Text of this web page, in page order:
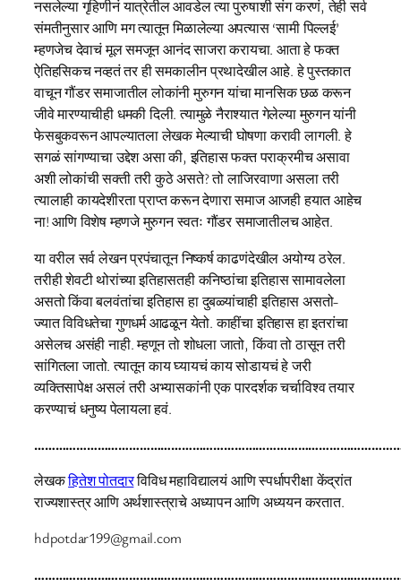
नसलेल्या गृहिणीनं यात्रेतील आवडेल त्या पुरुषाशी संग करणं, तेही सर्व
संमतीनुसार आणि मग त्यातून मिळालेल्या अपत्यास ‘सामी पिल्लई’
म्हणजेच देवाचं मूल समजून आनंद साजरा करायचा. आता हे फक्त
ऐतिहसिकच नव्हतं तर ही समकालीन प्रथादेखील आहे. हे पुस्तकात
वाचून गौंडर समाजातील लोकांनी मुरुगन यांचा मानसिक छळ करून
जीवे मारण्याचीही धमकी दिली. त्यामुळे नैराश्यात गेलेल्या मुरुगन यांनी
फेसबुकवरून आपल्यातला लेखक मेल्याची घोषणा करावी लागली. हे
सगळं सांगण्याचा उद्देश असा की, इतिहास फक्त पराक्रमीच असावा
अशी लोकांची सक्ती तरी कुठे असते? तो लाजिरवाणा असला तरी
त्यालाही कायदेशीरता प्राप्त करून देणारा समाज आजही हयात आहेच
ना! आणि विशेष म्हणजे मुरुगन स्वतः गौंडर समाजातीलच आहेत.
या वरील सर्व लेखन प्रपंचातून निष्कर्ष काढणंदेखील अयोग्य ठरेल.
तरीही शेवटी थोरांच्या इतिहासतही कनिष्ठांचा इतिहास सामावलेला
असतो किंवा बलवंतांचा इतिहास हा दुबळ्यांचाही इतिहास असतो-
ज्यात विविधतेचा गुणधर्म आढळून येतो. काहींचा इतिहास हा इतरांचा
असेलच असंही नाही. म्हणून तो शोधला जातो, किंवा तो ठासून तरी
सांगितला जातो. त्यातून काय घ्यायचं काय सोडायचं हे जरी
व्यक्तिसापेक्ष असलं तरी अभ्यासकांनी एक पारदर्शक चर्चाविश्व तयार
करण्याचं धनुष्य पेलायला हवं.
लेखकहितेश पोतदारविविध महाविद्यालयं आणि स्पर्धापरीक्षा केंद्रांत
राज्यशास्त्र आणि अर्थशास्त्राचे अध्यापन आणि अध्ययन करतात.
hdpotdar199@gmail.com